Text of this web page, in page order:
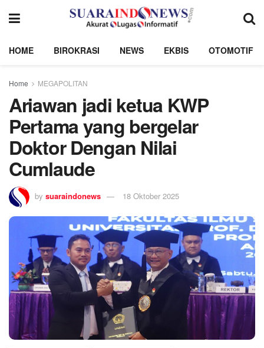
HOME BIROKRASI NEWS EKBIS OTOMOTIF
Home MEGAPOLITAN
Ariawan jadi ketua KWP
Pertama yang bergelar
Doktor Dengan Nilai
Cumlaude
by suaraindonews 18 Oktober 2025